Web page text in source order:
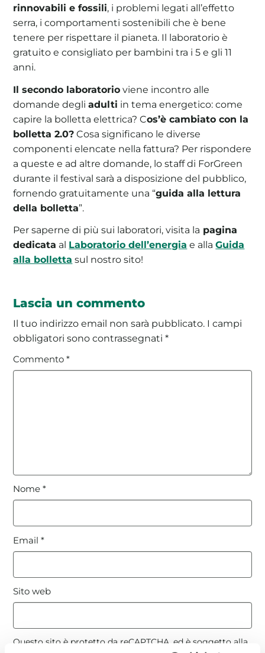
rinnovabili e fossili, i problemi legati all’effetto
serra, i comportamenti sostenibili che è bene
tenere per rispettare il pianeta. Il laboratorio è
gratuito e consigliato per bambini tra i 5 e gli 11
anni.
Il secondo laboratorio viene incontro alle
domande degliadulti in tema energetico: come
capire la bolletta elettrica? Cos’è cambiato con la
bolletta 2.0? Cosa significano le diverse
componenti elencate nella fattura? Per rispondere
a queste e ad altre domande, lo staff di ForGreen
durante il festival sarà a disposizione del pubblico,
fornendo gratuitamente una “guida alla lettura
della bolletta”.
Per saperne di più sui laboratori, visita la pagina
dedicata al Laboratorio dell’energia e allaGuida
alla bolletta sul nostro sito!
Lascia un commento
Il tuo indirizzo email non sarà pubblicato. I campi
obbligatori sono contrassegnati*
Commento*
Nome*
Email*
Sito web
Questo sito è protetto da reCAPTCHA, ed è soggetto alla